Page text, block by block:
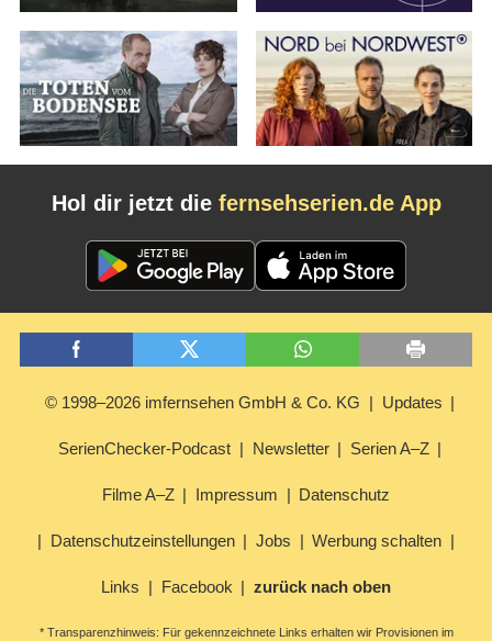
Hol dir jetzt die fernsehserien.de App
© 1998–2026 imfernsehen GmbH & Co. KG Updates
SerienChecker-Podcast Newsletter Serien A–Z
Filme A–Z Impressum Datenschutz
Datenschutzeinstellungen Jobs Werbung schalten
Links Facebook zurück nach oben
* Transparenzhinweis: Für gekennzeichnete Links erhalten wir Provisionen im